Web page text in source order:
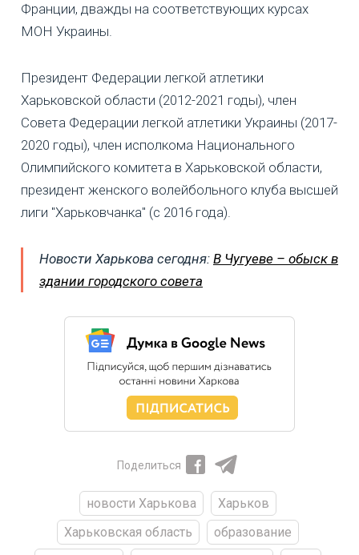
Франции, дважды на соответствующих курсах
МОН Украины.
Президент Федерации легкой атлетики
Харьковской области (2012-2021 годы), член
Совета Федерации легкой атлетики Украины (2017-
2020 годы), член исполкома Национального
Олимпийского комитета в Харьковской области,
президент женского волейбольного клуба высшей
лиги "Харьковчанка" (с 2016 года).
Новости Харькова сегодня: В Чугуеве – обыск в
здании городского совета
Поделиться
новости Харькова
Харьков
Харьковская область
образование